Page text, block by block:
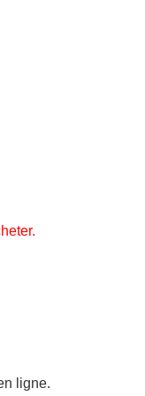
ligne.